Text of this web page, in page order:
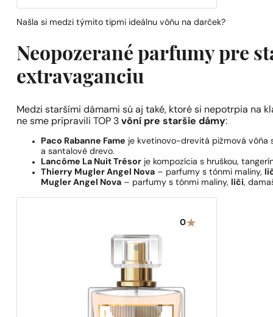
Našla si medzi týmito tipmi ideálnu vôňu na darček?
Neopozerané parfumy pre
extravaganciu
Medzi staršími dámami sú aj také, ktoré si nepotrpia na
ne sme pripravili TOP 3vôní pre staršie dámy:
Paco Rabanne Fame je kvetinovo-drevitá pižmová vôňa
a santalové drevo.
Lancôme La Nuit Trésor je kompozícia s hruškou,
Thierry Mugler Angel Nova – parfumy s tónmi maliny,
Mugler Angel Nova – parfumy s tónmi maliny, liči,
0